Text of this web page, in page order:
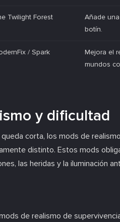
Twilight Forest
Añade
botín.
/ Spark
Mejora el
mundos
y dificultad
corta, los mods de
distinto. Estos mods
las heridas y la iluminación
de realismo de